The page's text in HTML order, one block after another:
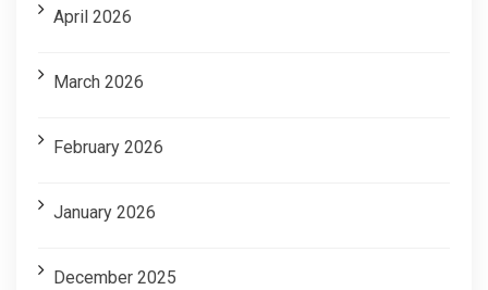
April 2026
March 2026
February 2026
January 2026
December 2025